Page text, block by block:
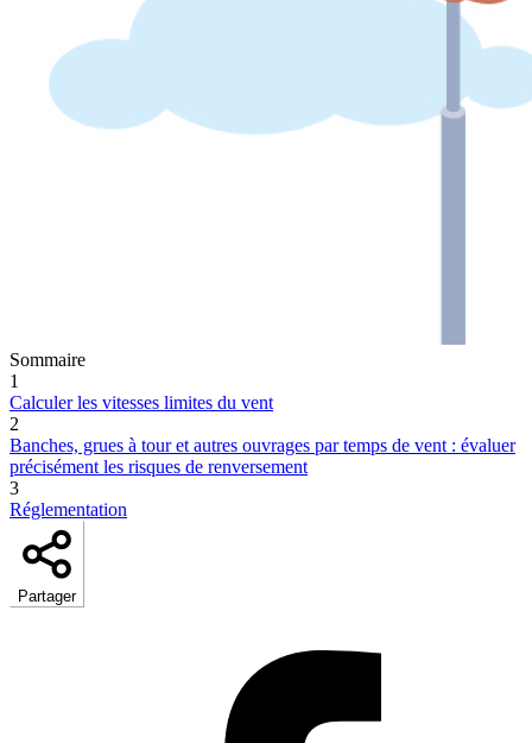
Sommaire
1
Calculer les vitesses limites du vent
2
Banches, grues à tour et autres ouvrages par temps de vent : évaluer
précisément les risques de renversement
3
Réglementation
Partager